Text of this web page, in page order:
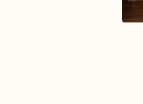
fresquito se nota (-;